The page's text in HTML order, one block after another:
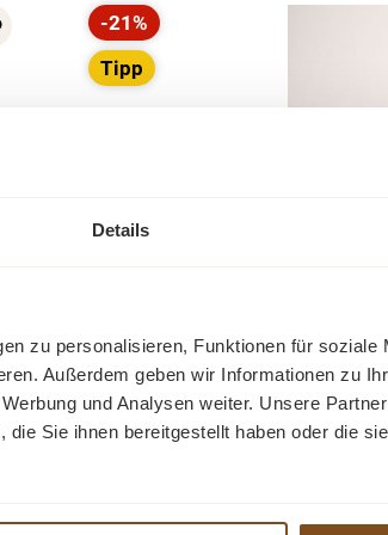
Details
zu personalisieren, Funktionen für soziale
Außerdem geben wir Informationen zu
und Analysen weiter. Unsere
Sie ihnen bereitgestellt haben oder die
Rabatt
-21%
Tipp
Der runde Esstisch Basto mit
massiver Mangoholzplatte.
sehr elegant. Dieser Esstisch